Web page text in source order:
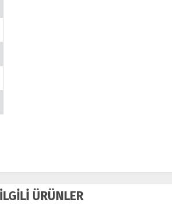
İLGİLİ ÜRÜNLER